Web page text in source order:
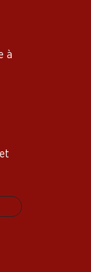
à
Inscrivez-
de succursales